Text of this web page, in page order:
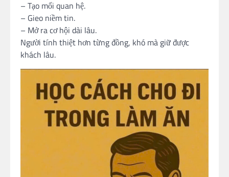
– Tạo mối quan hệ.
– Gieo niềm tin.
– Mở ra cơ hội dài lâu.
Người tính thiệt hơn từng đồng, khó mà giữ được
khách lâu.